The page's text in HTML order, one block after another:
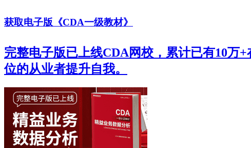
获取电子版《CDA一级教材》
完整电子版已上线CDA网校，累计已有10万
位的从业者提升自我。